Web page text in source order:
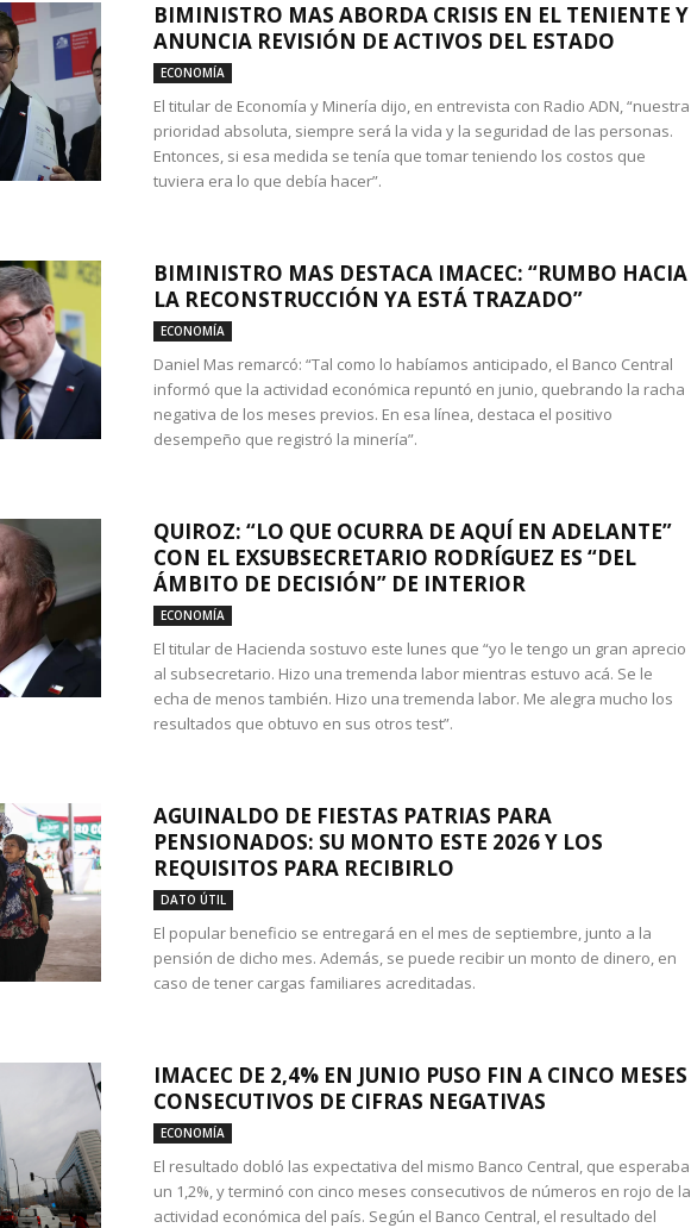
BIMINISTRO MAS ABORDA CRISIS EN EL TENIENTE Y
ANUNCIA REVISIÓN DE ACTIVOS DEL ESTADO
ECONOMÍA
El titular de Economía y Minería dijo, en entrevista con Radio ADN, “nuestra
prioridad absoluta, siempre será la vida y la seguridad de las personas.
Entonces, si esa medida se tenía que tomar teniendo los costos que
tuviera era lo que debía hacer”.
BIMINISTRO MAS DESTACA IMACEC: “RUMBO HACIA
LA RECONSTRUCCIÓN YA ESTÁ TRAZADO”
ECONOMÍA
Daniel Mas remarcó: “Tal como lo habíamos anticipado, el Banco Central
informó que la actividad económica repuntó en junio, quebrando la racha
negativa de los meses previos. En esa línea, destaca el positivo
desempeño que registró la minería”.
QUIROZ: “LO QUE OCURRA DE AQUÍ EN ADELANTE”
CON EL EXSUBSECRETARIO RODRÍGUEZ ES “DEL
ÁMBITO DE DECISIÓN” DE INTERIOR
ECONOMÍA
El titular de Hacienda sostuvo este lunes que “yo le tengo un gran aprecio
al subsecretario. Hizo una tremenda labor mientras estuvo acá. Se le
echa de menos también. Hizo una tremenda labor. Me alegra mucho los
resultados que obtuvo en sus otros test”.
AGUINALDO DE FIESTAS PATRIAS PARA
PENSIONADOS: SU MONTO ESTE 2026 Y LOS
REQUISITOS PARA RECIBIRLO
DATO ÚTIL
El popular beneficio se entregará en el mes de septiembre, junto a la
pensión de dicho mes. Además, se puede recibir un monto de dinero, en
caso de tener cargas familiares acreditadas.
IMACEC DE 2,4% EN JUNIO PUSO FIN A CINCO MESES
CONSECUTIVOS DE CIFRAS NEGATIVAS
ECONOMÍA
El resultado dobló las expectativa del mismo Banco Central, que esperaba
un 1,2%, y terminó con cinco meses consecutivos de números en rojo de la
actividad económica del país. Según el Banco Central, el resultado del